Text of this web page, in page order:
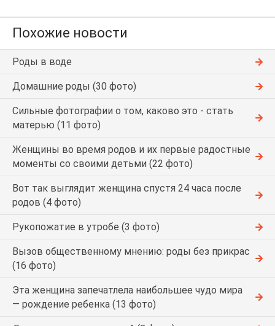
Похожие новости
Роды в воде
Домашние роды (30 фото)
Сильные фотографии о том, каково это - стать
матерью (11 фото)
Женщины во время родов и их первые радостные
моменты со своими детьми (22 фото)
Вот так выглядит женщина спустя 24 часа после
родов (4 фото)
Рукопожатие в утробе (3 фото)
Вызов общественному мнению: роды без прикрас
(16 фото)
Эта женщина запечатлела наибольшее чудо мира
— рождение ребенка (13 фото)